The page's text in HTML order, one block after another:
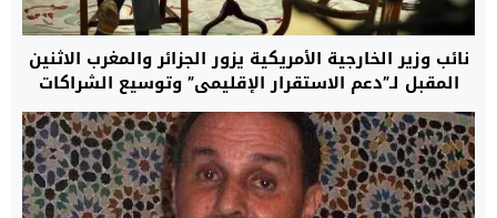
نائب وزير الخارجية الأمريكية يزور الجزائر والمغرب الاثنين
المقبل لـ”دعم الاستقرار الإقليمي” وتوسيع الشراكات
الاستراتيجية